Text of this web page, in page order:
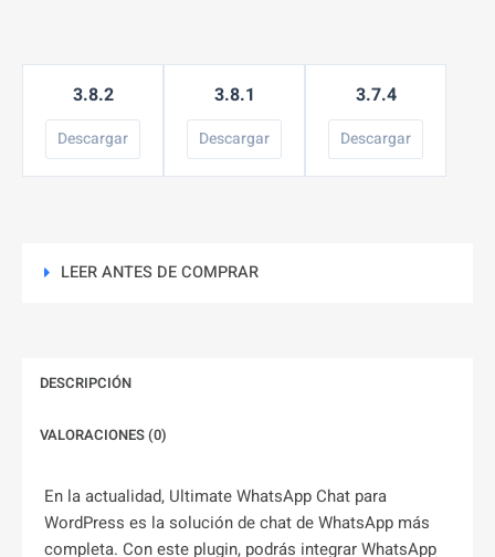
3.8.2
Descargar
3.8.1
Descargar
3.7.4
Descargar
LEER ANTES DE COMPRAR
DESCRIPCIÓN
VALORACIONES (0)
En la actualidad, Ultimate WhatsApp Chat para
WordPress es la solución de chat de WhatsApp más
completa. Con este plugin, podrás integrar WhatsApp